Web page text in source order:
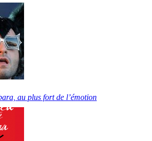
au plus fort de l’émotion